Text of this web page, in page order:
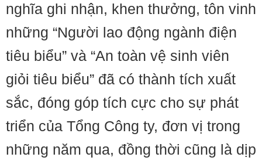
nghĩa ghi nhận, khen thưởng, tôn vinh
những “Người lao động ngành điện
tiêu biểu” và “An toàn vệ sinh viên
giỏi tiêu biểu” đã có thành tích xuất
sắc, đóng góp tích cực cho sự phát
triển của Tổng Công ty, đơn vị trong
những năm qua, đồng thời cũng là dịp